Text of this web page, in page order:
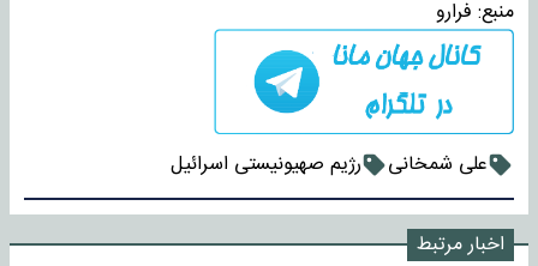
منبع: فرارو
علی شمخانی رژیم صهیونیستی اسرائیل
اخبار مرتبط